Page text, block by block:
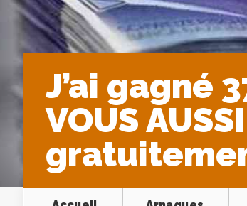
J’ai gagné
VOUS